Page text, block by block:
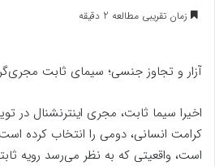
به
زمان تقریبی مطالعه 2 دقیقه
آزار و تجاوز جنسی؛ سیمای ثابت
اخیرا سیما ثابت، مجری اینترنشنال در
کرامت انسانی، دومی را انتخاب کرده
است، واقعیتی که به نظر می‌رسد رویه